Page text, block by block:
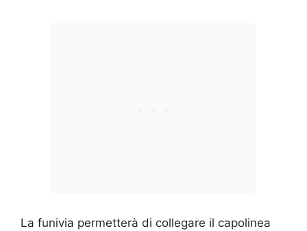
La funivia permetterà di collegare il capolinea